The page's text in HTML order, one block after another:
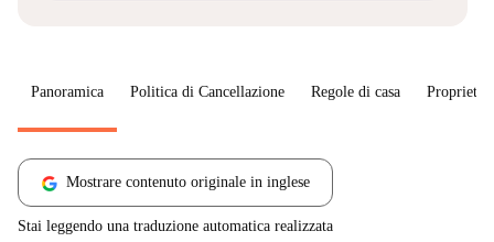
Panoramica Politica di Cancellazione Regole di casa
Mostrare contenuto originale in inglese
Stai leggendo una traduzione automatica realizzata